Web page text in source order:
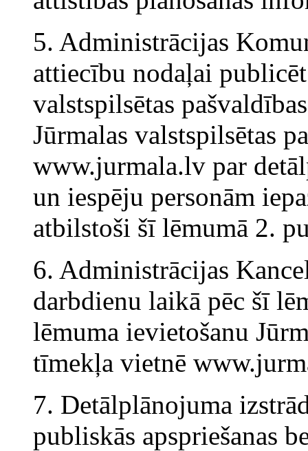
5. Administrācijas
attiecību nodaļai
valstspilsētas
Jūrmalas valstspilsētas
www.jurmala.lv par
un iespēju personām
atbilstoši šī lēmumā 2.
6. Administrācijas
darbdienu laikā pēc šī
lēmuma ievietošanu
tīmekļa vietnē
7. Detālplānojuma
publiskās apspriešanas